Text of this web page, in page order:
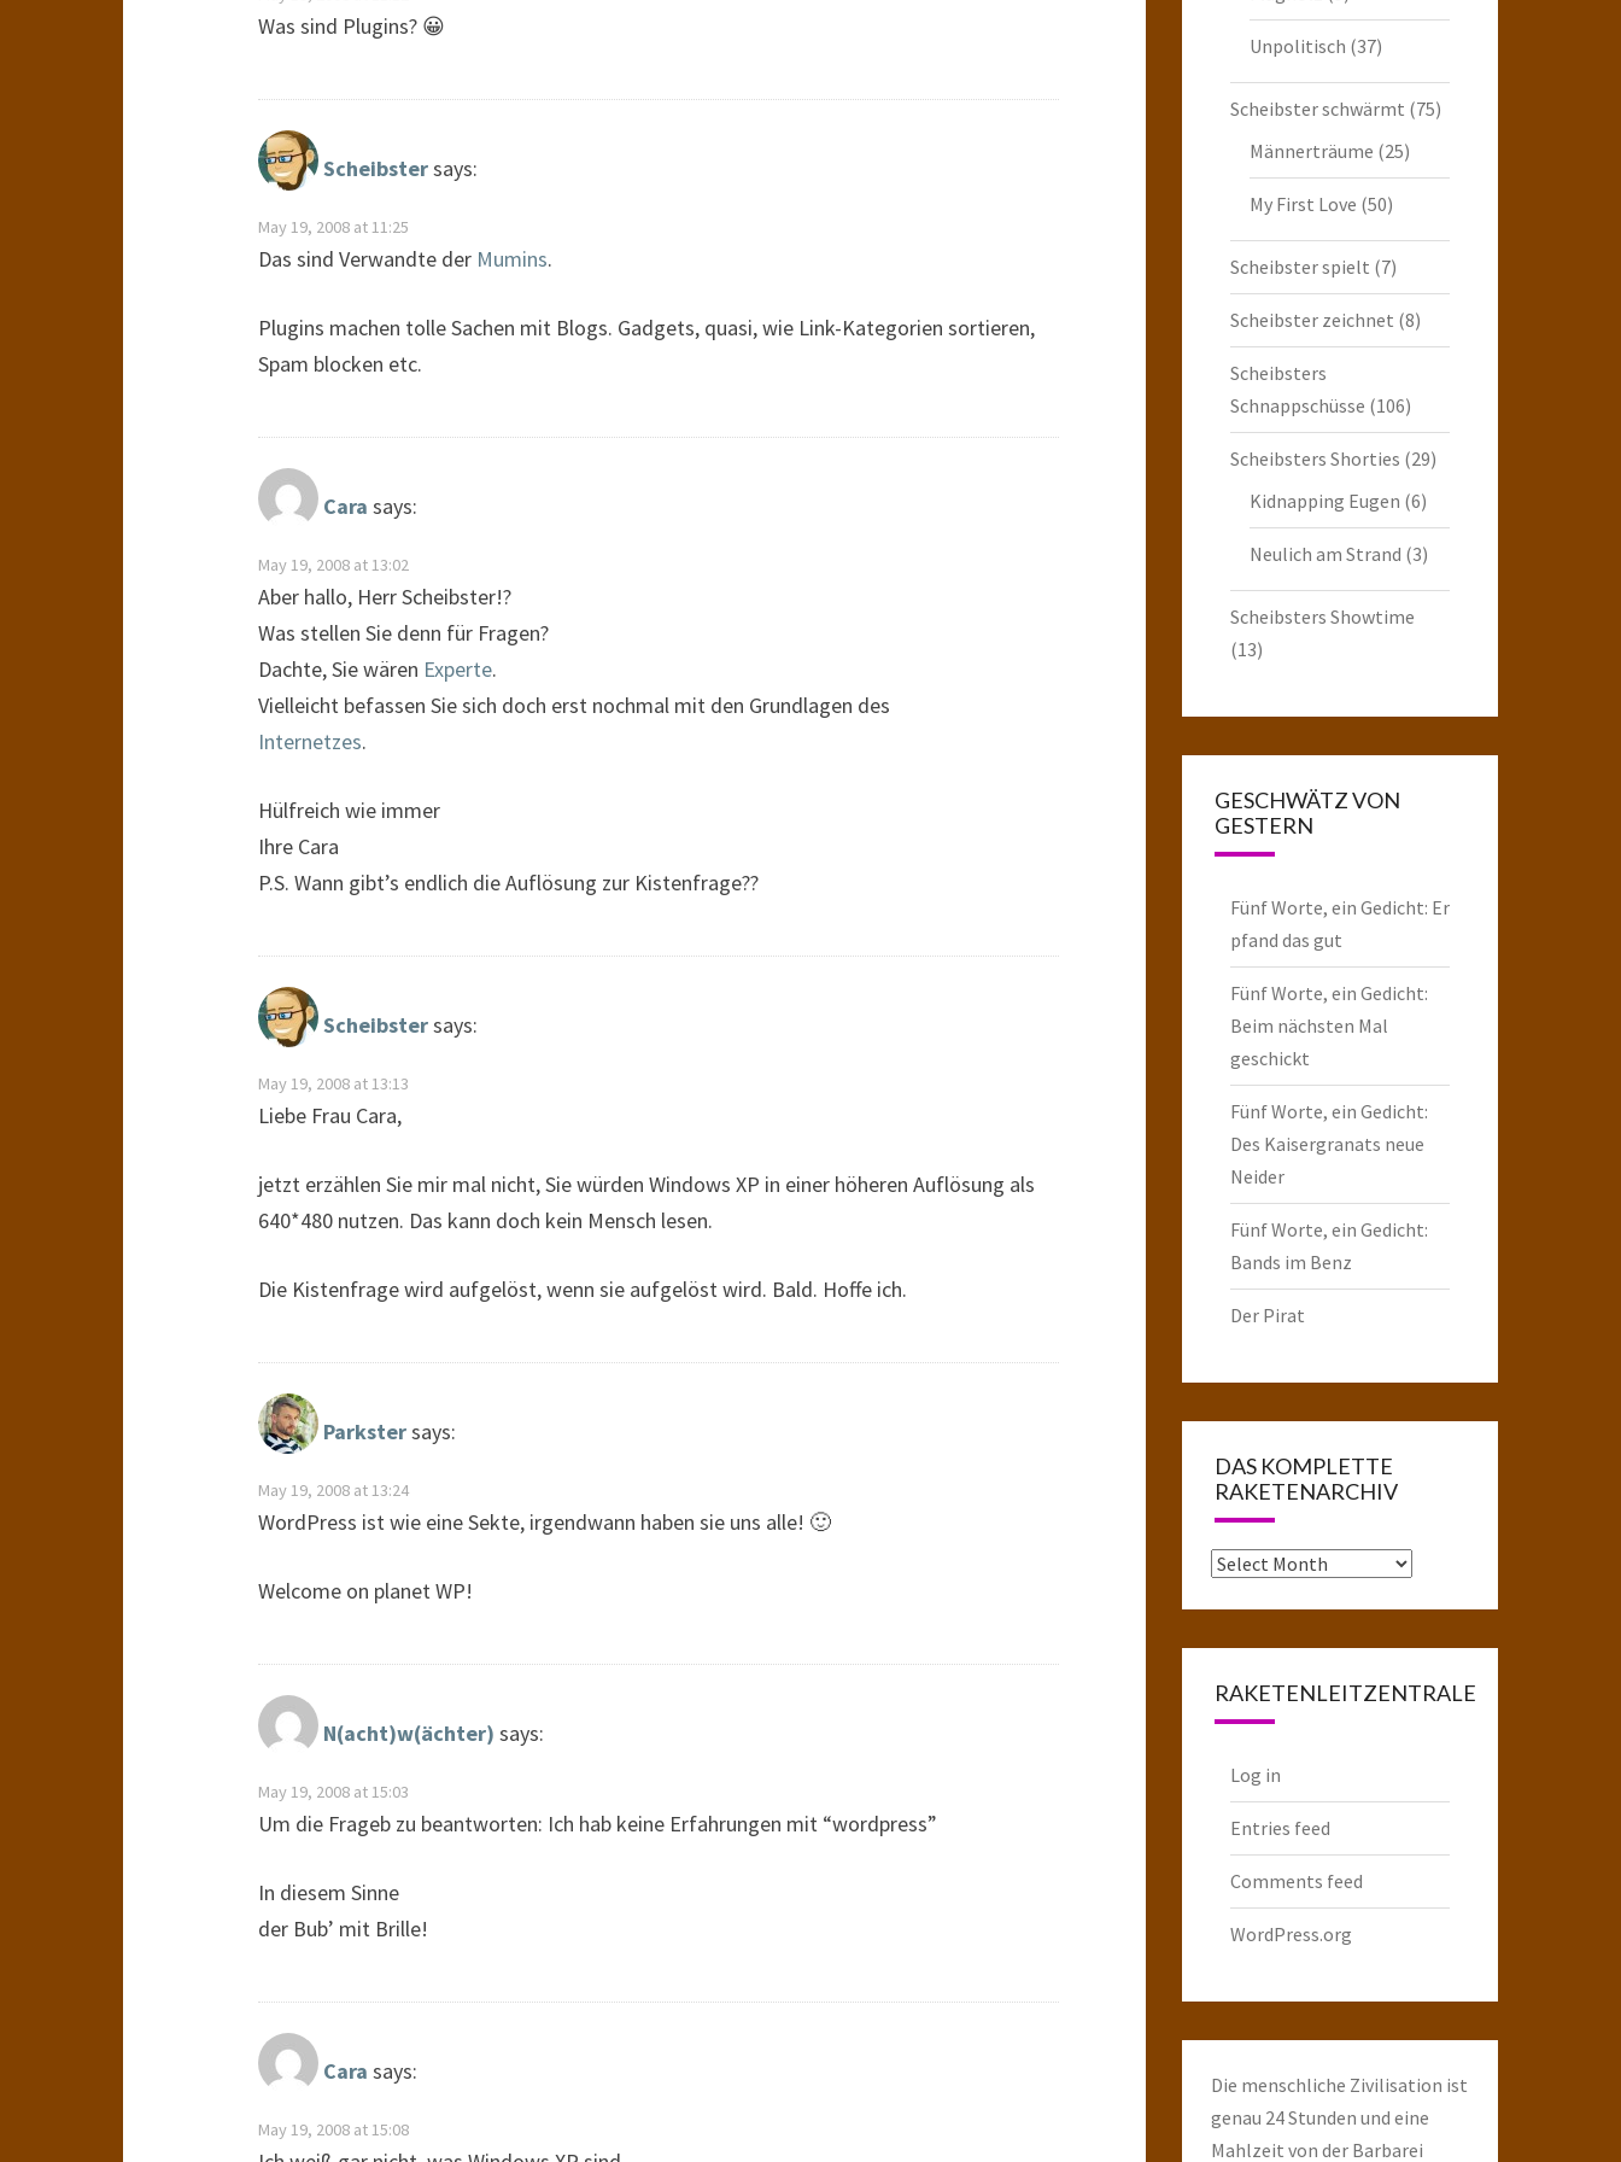
Was sind Plugins? 😀
Scheibstersays:
May 19, 2008 at 11:25
Das sind Verwandte der Mumins.
Plugins machen tolle Sachen mit Blogs. Gadgets, quasi, wie Link-Kategorien sortieren,
Spam blocken etc.
Cara says:
May 19, 2008 at 13:02
Aber hallo, Herr Scheibster!?
Was stellen Sie denn für Fragen?
Dachte, Sie wären Experte.
Vielleicht befassen Sie sich doch erst nochmal mit den Grundlagen des
Internetzes.
Hülfreich wie immer
Ihre Cara
P.S. Wann gibt’s endlich die Auflösung zur Kistenfrage??
Scheibstersays:
May 19, 2008 at 13:13
Liebe Frau Cara,
jetzt erzählen Sie mir mal nicht, Sie würden Windows XP in einer höheren Auflösung als
640*480 nutzen. Das kann doch kein Mensch lesen.
Die Kistenfrage wird aufgelöst, wenn sie aufgelöst wird. Bald. Hoffe ich.
Parkstersays:
May 19, 2008 at 13:24
WordPress ist wie eine Sekte, irgendwann haben sie uns alle! 🙂
Welcome on planet WP!
N(acht)w(ächter) says:
May 19, 2008 at 15:03
Um die Frageb zu beantworten: Ich hab keine Erfahrungen mit “wordpress”
In diesem Sinne
der Bub’ mit Brille!
Cara says:
May 19, 2008 at 15:08
Unpolitisch (37)
Scheibster schwärmt (75)
Männerträume (25)
My First Love (50)
Scheibster spielt (7)
Scheibster zeichnet (8)
Scheibsters
Schnappschüsse (106)
Scheibsters Shorties (29)
Kidnapping Eugen (6)
Neulich am Strand (3)
Scheibsters Showtime
(13)
GESCHWÄTZ VON
GESTERN
Fünf Worte, ein Gedicht: Er
pfand das gut
Fünf Worte, ein Gedicht:
Beim nächsten Mal
geschickt
Fünf Worte, ein Gedicht:
Des Kaisergranats neue
Neider
Fünf Worte, ein Gedicht:
Bands im Benz
Der Pirat
DAS KOMPLETTE
RAKETENARCHIV
Das
RAKETENLEITZENTRALE
Log in
Entries feed
Comments feed
WordPress.org
Die menschliche Zivilisation ist
genau 24 Stunden und eine
Mahlzeit von der Barbarei